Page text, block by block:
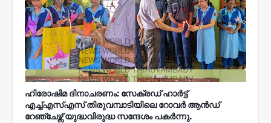
ഹിരോഷിമ ദിനാചരണം: സേക്രഡ് ഹാർട്ട്
എച്ച്എസ്എസ് തിരുവമ്പാടിയിലെ റോവർ ആൻഡ്
റേഞ്ചേഴ്സ് യുദ്ധവിരുദ്ധ സന്ദേശം പകർന്നു.